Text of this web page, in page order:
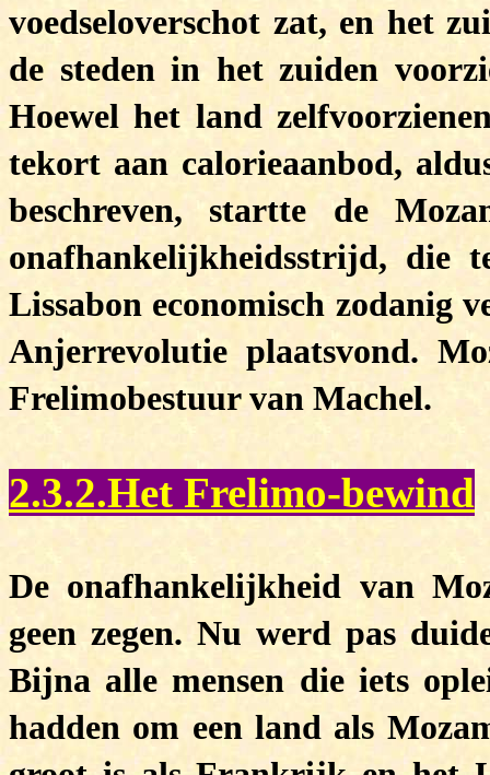
voedseloverschot zat, en het
de steden in het zuiden
Hoewel het land
tekort aan calorieaanbod,
beschreven, startte de
onafhankelijkheidsstrijd, die
Lissabon economisch zodanig
Anjerrevolutie plaatsvond.
Frelimobestuur van Machel.
2.3.2.Het Frelimo-bewind
De onafhankelijkheid van
geen zegen. Nu werd pas
Bijna alle mensen die iets
hadden om een land als